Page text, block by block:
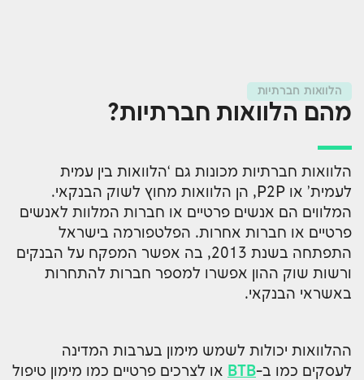
הלוואות חברתיות
מהם הלוואות חברתיות?
הלוואות חברתיות מכונות גם ‘הלוואות בין עמית
לעמית’ או P2P, הן הלוואות מחוץ לשוק הבנקאי.
המלווים הם אנשים פרטיים או חברות המלוות לאנשים
פרטיים או חברות אחרות. הפלטפורמה בישראל
התפתחה בשנת 2013, בה אפשר המפקח על הבנקים
ורשות שוק ההון אפשרו למספר חברות להתחרות
באשראי הבנקאי.
ההלוואות יכולות לשמש מימון בערבות המדינה
לעסקים כמו ב-BTB או לצרכים פרטיים כמו מימון טיפול